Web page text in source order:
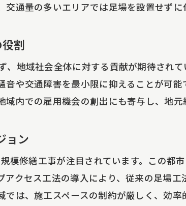
通量の多いエリアでは足場を設置せずに
割
、地域社会全体に対する貢献が期待され
音や交通障害を最小限に抑えることが可
内での雇用機会の創出にも寄与し、地元
ョン
模修繕工事が注目されています。この都
アクセス工法の導入により、従来の足場
は、施工スペースの制約が厳しく、効